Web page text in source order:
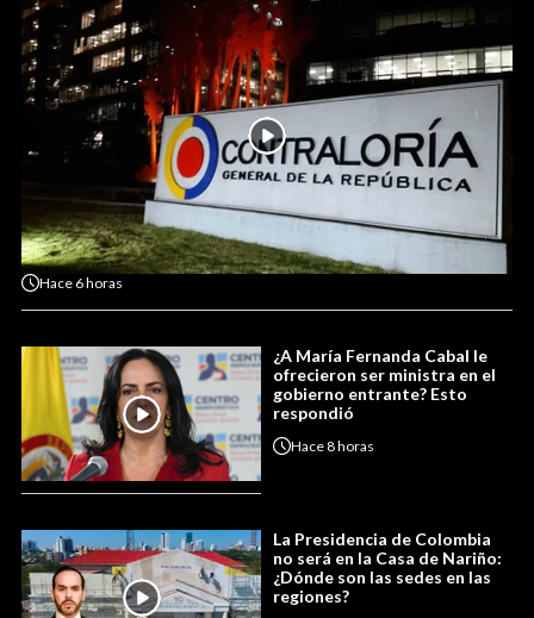
Hace 6 horas
¿A María Fernanda Cabal le
ofrecieron ser ministra en el
gobierno entrante? Esto
respondió
Hace8 horas
La Presidencia de Colombia
no será en la Casa de Nariño:
¿Dónde son las sedes en las
regiones?